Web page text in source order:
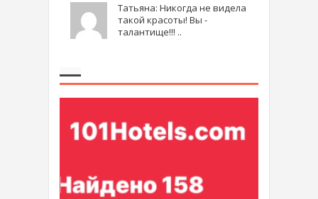
Татьяна: Никогда не видела
такой красоты! Вы -
талантище!!! ..